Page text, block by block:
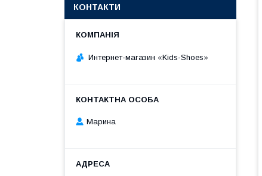
КОНТАКТИ
Интернет-магазин «Kids-Shoes»
Марина